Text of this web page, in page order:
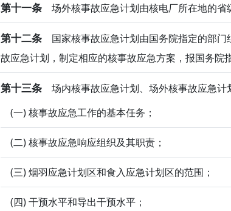
第十一条 场外核事故应急计划由核电厂所在地的省
第十二条 国家核事故应急计划由国务院指定的部
故应急计划，制定相应的核事故应急方案，报国务院
第十三条 场内核事故应急计划、场外核事故应急计
(一) 核事故应急工作的基本任务；
(二) 核事故应急响应组织及其职责；
(三) 烟羽应急计划区和食入应急计划区的范围；
(四) 干预水平和导出干预水平；